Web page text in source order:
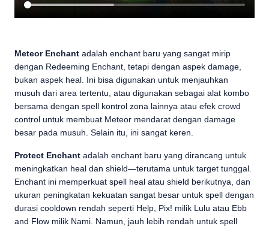
Meteor Enchant adalah enchant baru yang sangat mirip
dengan Redeeming Enchant, tetapi dengan aspek damage,
bukan aspek heal. Ini bisa digunakan untuk menjauhkan
musuh dari area tertentu, atau digunakan sebagai alat kombo
bersama dengan spell kontrol zona lainnya atau efek crowd
control untuk membuat Meteor mendarat dengan damage
besar pada musuh. Selain itu, ini sangat keren.
Protect Enchant adalah enchant baru yang dirancang untuk
meningkatkan heal dan shield—terutama untuk target tunggal.
Enchant ini memperkuat spell heal atau shield berikutnya, dan
ukuran peningkatan kekuatan sangat besar untuk spell dengan
durasi cooldown rendah seperti Help, Pix! milik Lulu atau Ebb
and Flow milik Nami. Namun, jauh lebih rendah untuk spell